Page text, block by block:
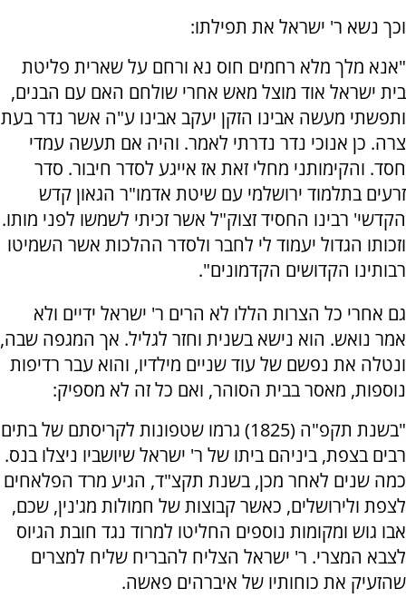
וכך נשא ר' ישראל את תפילתו:
"אנא מלך מלא רחמים חוס נא ורחם על שארית פליטת
בית ישראל אוד מוצל מאש אחרי שולחם האם עם הבנים,
ותפשתי מעשה אבינו הזקן יעקב אבינו ע"ה אשר נדר בעת
צרה. כן אנוכי נדר נדרתי לאמר. והיה אם תעשה עמדי
חסד. והקימותני מחלי זאת אז אייגע לסדר חיבור. סדר
זרעים בתלמוד ירושלמי עם שיטת אדמו"ר הגאון קדש
הקדשי' רבינו החסיד זצוק"ל אשר זכיתי לשמשו לפני מותו.
וזכותו הגדול יעמוד לי לחבר ולסדר ההלכות אשר השמיטו
רבותינו הקדושים הקדמונים".
גם אחרי כל הצרות הללו לא הרים ר' ישראל ידיים ולא
אמר נואש. הוא נישא בשנית וחזר לגליל. אך המגפה שבה,
ונטלה את נפשם של עוד שניים מילדיו, והוא עבר רדיפות
נוספות, מאסר בבית הסוהר, ואם כל זה לא מספיק:
"בשנת תקפ"ה (1825) גרמו שטפונות לקריסתם של בתים
רבים בצפת, ביניהם ביתו של ר' ישראל שיושביו ניצלו בנס.
כמה שנים לאחר מכן, בשנת תקצ"ד, הגיע מרד הפלאחים
לצפת ולירושלים, כאשר קבוצות של חמולות מג'נין, שכם,
אבו גוש ומקומות נוספים החליטו למרוד נגד חובת הגיוס
לצבא המצרי. ר' ישראל הצליח להבריח שליח למצרים
שהזעיק את כוחותיו של איברהים פאשה.